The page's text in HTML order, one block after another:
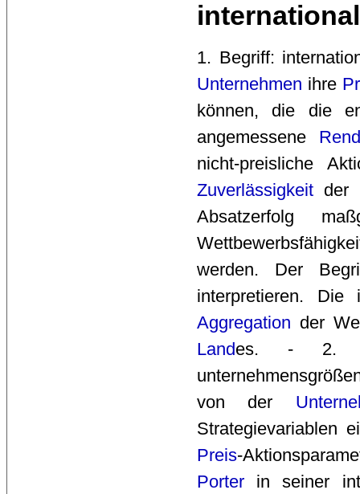
1. Begriff:
Unternehmen ihre
können, die die
angemessene
nicht-preisliche
Zuverlässigkeit der
Absatzerfolg
werden. Der
interpretieren.
Aggregation der
Landes. - 2.
von der
Strategievariablen
Preis-
Porter in seiner